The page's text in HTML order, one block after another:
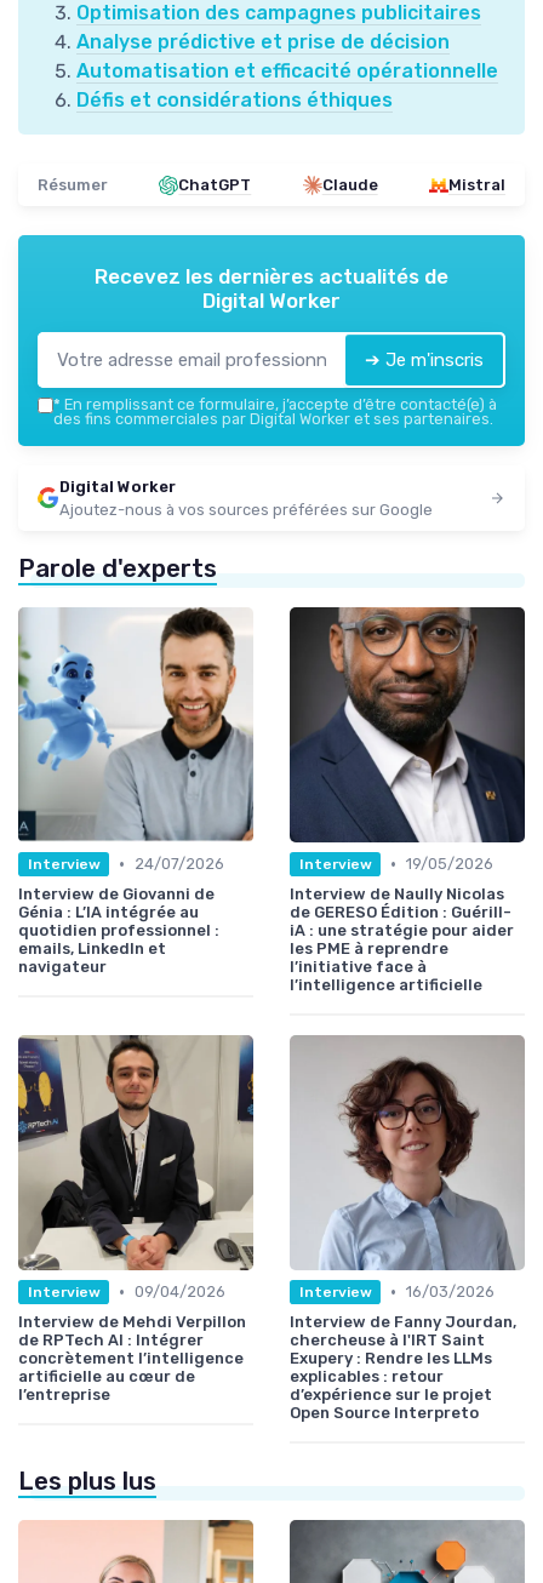
Optimisation des campagnes publicitaires
Analyse prédictive et prise de décision
Automatisation et efficacité opérationnelle
Défis et considérations éthiques
Résumer ChatGPT Claude Mistral
Recevez les dernières actualités de
Digital Worker
➔ Je m'inscris
* En remplissant ce formulaire, j’accepte d’être contacté(e) à
des fins commerciales par Digital Worker et ses partenaires.
Digital Worker
Ajoutez-nous à vos sources préférées sur Google
Parole d'experts
Interview •
24/07/2026
Interview de Giovanni de
Génia : L’IA intégrée au
quotidien professionnel :
emails, LinkedIn et
navigateur
Interview • 19/05/2026
Interview de Naully Nicolas
de GERESO Édition : Guérill-
iA : une stratégie pour aider
les PME à reprendre
l’initiative face à
l’intelligence artificielle
Interview • 09/04/2026
Interview de Mehdi Verpillon
de RPTech AI : Intégrer
concrètement l’intelligence
artificielle au cœur de
l’entreprise
Interview • 16/03/2026
Interview de Fanny Jourdan,
chercheuse à l'IRT Saint
Exupery : Rendre les LLMs
explicables : retour
d’expérience sur le projet
Open Source Interpreto
Les plus lus